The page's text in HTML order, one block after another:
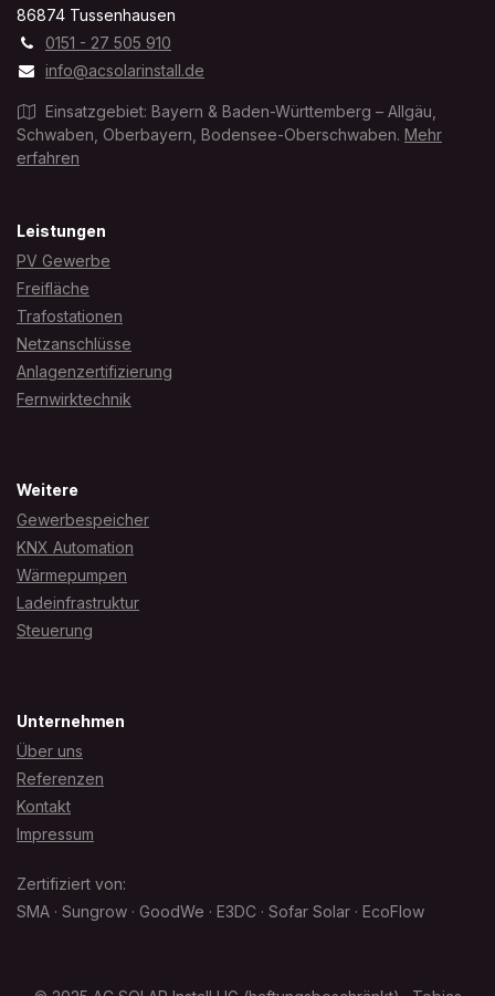
86874 Tussenhausen
0151 - 27 505 910
info@acsolarinstall.de
Einsatzgebiet: Bayern & Baden-Württemberg – Allgäu,
Schwaben, Oberbayern, Bodensee-Oberschwaben. Mehr
erfahren
Leistungen
PV Gewerbe
Freifläche
Trafostationen
Netzanschlüsse
Anlagenzertifizierung
Fernwirktechnik
Weitere
Gewerbespeicher
KNX Automation
Wärmepumpen
Ladeinfrastruktur
Steuerung
Unternehmen
Über uns
Referenzen
Kontakt
Impressum
Zertifiziert von:
SMA · Sungrow · GoodWe · E3DC · Sofar Solar · EcoFlow